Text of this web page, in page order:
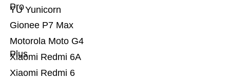
Xiaomi Redmi 6
Xiaomi Redmi 6A
Motorola Moto G4
Plus
Gionee P7 Max
YU Yunicorn
Pro